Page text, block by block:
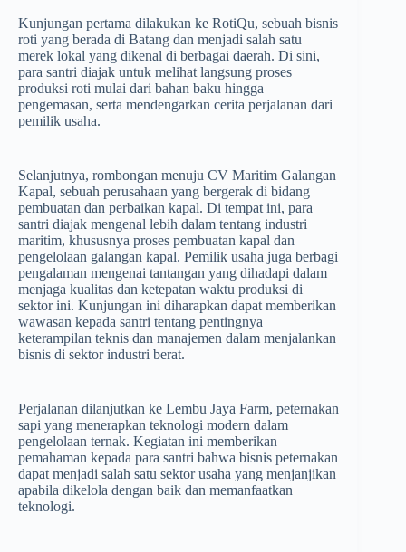
Kunjungan pertama dilakukan ke RotiQu, sebuah bisnis
roti yang berada di Batang dan menjadi salah satu
merek lokal yang dikenal di berbagai daerah. Di sini,
para santri diajak untuk melihat langsung proses
produksi roti mulai dari bahan baku hingga
pengemasan, serta mendengarkan cerita perjalanan dari
pemilik usaha.
Selanjutnya, rombongan menuju CV Maritim Galangan
Kapal, sebuah perusahaan yang bergerak di bidang
pembuatan dan perbaikan kapal. Di tempat ini, para
santri diajak mengenal lebih dalam tentang industri
maritim, khususnya proses pembuatan kapal dan
pengelolaan galangan kapal. Pemilik usaha juga berbagi
pengalaman mengenai tantangan yang dihadapi dalam
menjaga kualitas dan ketepatan waktu produksi di
sektor ini. Kunjungan ini diharapkan dapat memberikan
wawasan kepada santri tentang pentingnya
keterampilan teknis dan manajemen dalam menjalankan
bisnis di sektor industri berat.
Perjalanan dilanjutkan ke Lembu Jaya Farm, peternakan
sapi yang menerapkan teknologi modern dalam
pengelolaan ternak. Kegiatan ini memberikan
pemahaman kepada para santri bahwa bisnis peternakan
dapat menjadi salah satu sektor usaha yang menjanjikan
apabila dikelola dengan baik dan memanfaatkan
teknologi.